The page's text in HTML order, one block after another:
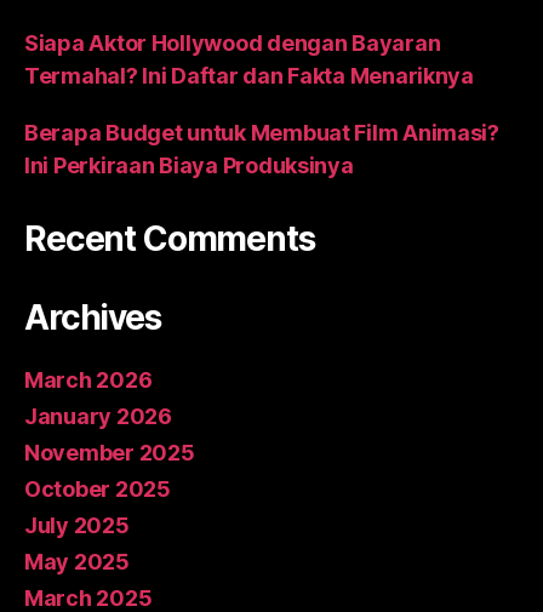
Siapa Aktor Hollywood dengan Bayaran
Termahal? Ini Daftar dan Fakta Menariknya
Berapa Budget untuk Membuat Film Animasi?
Ini Perkiraan Biaya Produksinya
Recent Comments
Archives
March 2026
January 2026
November 2025
October 2025
July 2025
May 2025
March 2025